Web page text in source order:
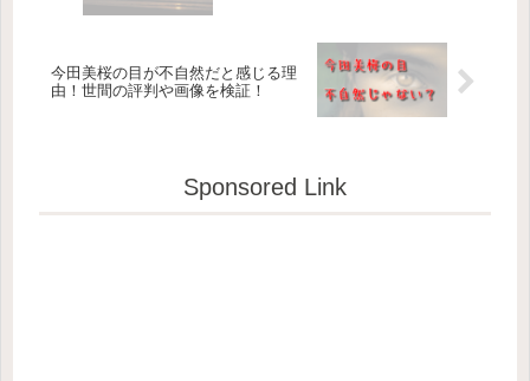
今田美桜の目が不自然だと感じる理
由！世間の評判や画像を検証！
Sponsored Link